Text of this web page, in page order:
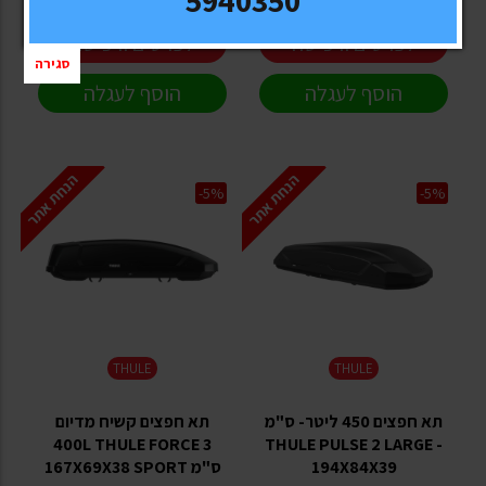
לפרטים ורכישה
הוסף לעגלה
לפרטים ורכישה
הוסף לעגלה
הנחת אתר
THULE
תא חפצים 450 ליטר- ס"מ
THULE PULSE 2 LARGE -
194X84X39
-5% הנחת אתר
THULE
תא חפצים קשיח מדיום
400L THULE FORCE 3
ס"מ 167X69X38 SPORT
-5%
סגירה